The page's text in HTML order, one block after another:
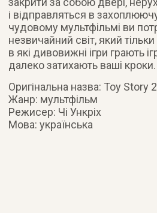
і відправляться в
чудовому мультфільмі ви
незвичайний світ, який
в які дивовижні ігри грають
далеко затихають ваші кроки.
Оригінальна назва: Toy Story 2
Жанр: мультфільм
Режисер: Чі Ункріх
Мова: українська